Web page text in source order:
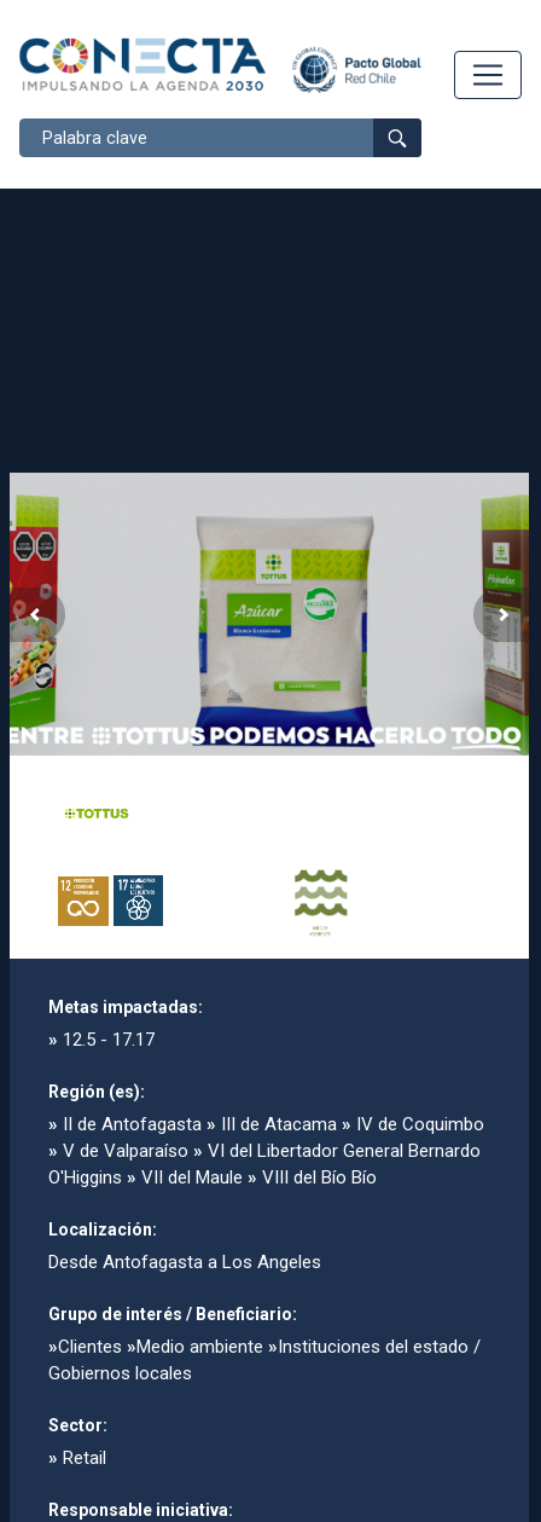
Buscar
Metas impactadas:
» 12.5 - 17.17
Región (es):
» II de Antofagasta » III de Atacama » IV de Coquimbo
» V de Valparaíso » VI del Libertador General Bernardo
O'Higgins » VII del Maule » VIII del Bío Bío
Localización:
Desde Antofagasta a Los Angeles
Grupo de interés / Beneficiario:
»Clientes »Medio ambiente » Instituciones del estado /
Gobiernos locales
Sector:
» Retail
Responsable iniciativa: